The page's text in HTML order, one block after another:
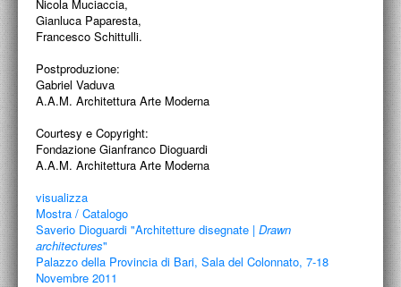
Nicola Muciaccia,
Gianluca Paparesta,
Francesco Schittulli.
Postproduzione:
Gabriel Vaduva
A.A.M. Architettura Arte Moderna
Courtesy e Copyright:
Fondazione Gianfranco Dioguardi
A.A.M. Architettura Arte Moderna
visualizza
Mostra / Catalogo
Saverio Dioguardi "Architetture disegnate | Drawn
architectures"
Palazzo della Provincia di Bari, Sala del Colonnato, 7-18
Novembre 2011